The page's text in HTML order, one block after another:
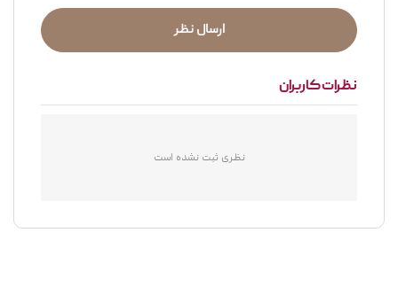
ارسال نظر
نظرات کاربران
نظری ثبت نشده است